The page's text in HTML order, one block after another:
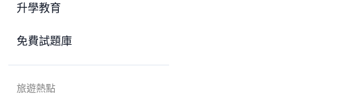
升學教育
免費試題庫
旅遊熱點